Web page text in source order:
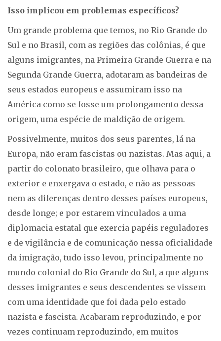
Isso implicou em problemas específicos?
Um grande problema que temos, no Rio Grande do
Sul e no Brasil, com as regiões das colônias, é que
alguns imigrantes, na Primeira Grande Guerra e na
Segunda Grande Guerra, adotaram as bandeiras de
seus estados europeus e assumiram isso na
América como se fosse um prolongamento dessa
origem, uma espécie de maldição de origem.
Possivelmente, muitos dos seus parentes, lá na
Europa, não eram fascistas ou nazistas. Mas aqui, a
partir do colonato brasileiro, que olhava para o
exterior e enxergava o estado, e não as pessoas
nem as diferenças dentro desses países europeus,
desde longe; e por estarem vinculados a uma
diplomacia estatal que exercia papéis reguladores
e de vigilância e de comunicação nessa oficialidade
da imigração, tudo isso levou, principalmente no
mundo colonial do Rio Grande do Sul, a que alguns
desses imigrantes e seus descendentes se vissem
com uma identidade que foi dada pelo estado
nazista e fascista. Acabaram reproduzindo, e por
vezes continuam reproduzindo, em muitos